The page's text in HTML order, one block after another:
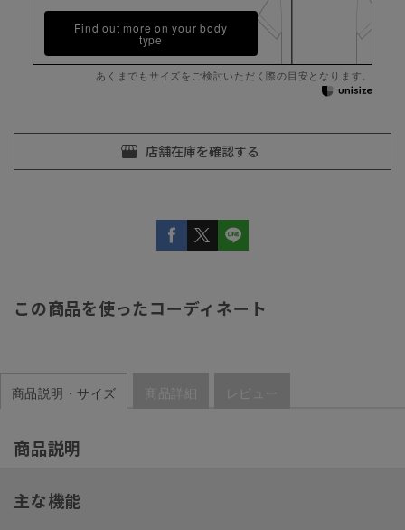
Find out more on your body
type
あくまでもサイズをご検討いただく際の目安となります。
この商品を使ったコーディネート
商品説明・サイズ 商品詳細 レビュー
商品説明
主な機能